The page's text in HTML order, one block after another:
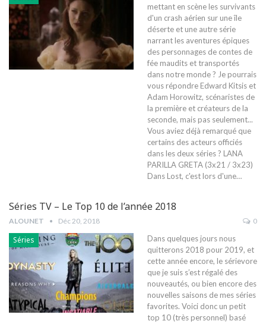
mettant en scène les survivants
d'un crash aérien sur une île
déserte et une autre série
narrant les aventures épiques
des personnages de contes de
fée maudits et transportés
dans notre monde ? Je pourrais
vous répondre Edward Kitsis et
Adam Horowitz, scénaristes de
la première et créateurs de la
seconde, mais pas seulement...
Vous aviez déjà remarqué que
certains des acteurs officiés
dans les deux séries ? LANA
PARILLA GRETA (3x21 / 3x23)
Dans Lost, c'est lors d'une…
Séries TV – Le Top 10 de l’année 2018
ALOUNET Déc 20, 2018 0
Séries
Dans quelques jours nous
quitterons 2018 pour 2019, et
cette année encore, le sérievore
que je suis s’est régalé des
nouveautés, ou bien encore des
nouvelles saisons de mes séries
favorites. Voici donc un petit
top 10 (très personnel) basé